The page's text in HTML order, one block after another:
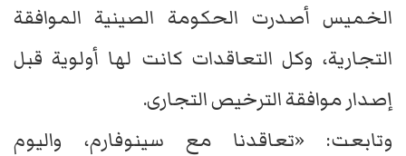
الخميس أصدرت الحكومة الصينية الموافقة
التجارية، وكل التعاقدات كانت لها أولوية قبل
إصدار موافقة الترخيص التجارى.
وتابعت: «تعاقدنا مع سينوفارم، واليوم